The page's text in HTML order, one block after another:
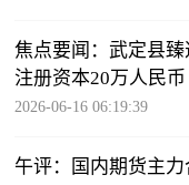
焦点要闻：武定县
注册资本20万人民币
2026-06-16 06:19:39
午评：国内期货主